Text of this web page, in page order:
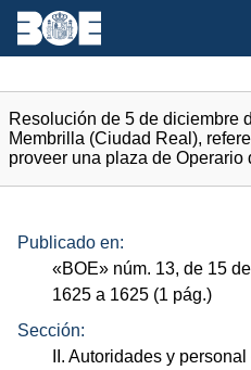
Resolución de 5 de diciembre
Membrilla (Ciudad Real),
proveer una plaza de Operario
Publicado en:
«BOE» núm. 13, de 15
1625 a 1625 (1 pág.)
Sección:
II. Autoridades y personal